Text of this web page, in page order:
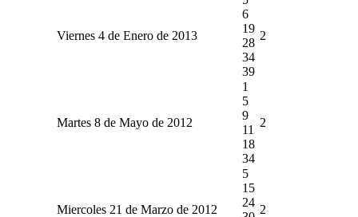
Viernes 4 de Enero de 2013
6
19
28
34
39
2
Martes 8 de Mayo de 2012
1
5
9
11
18
34
2
Miercoles 21 de Marzo de 2012
5
15
24
2